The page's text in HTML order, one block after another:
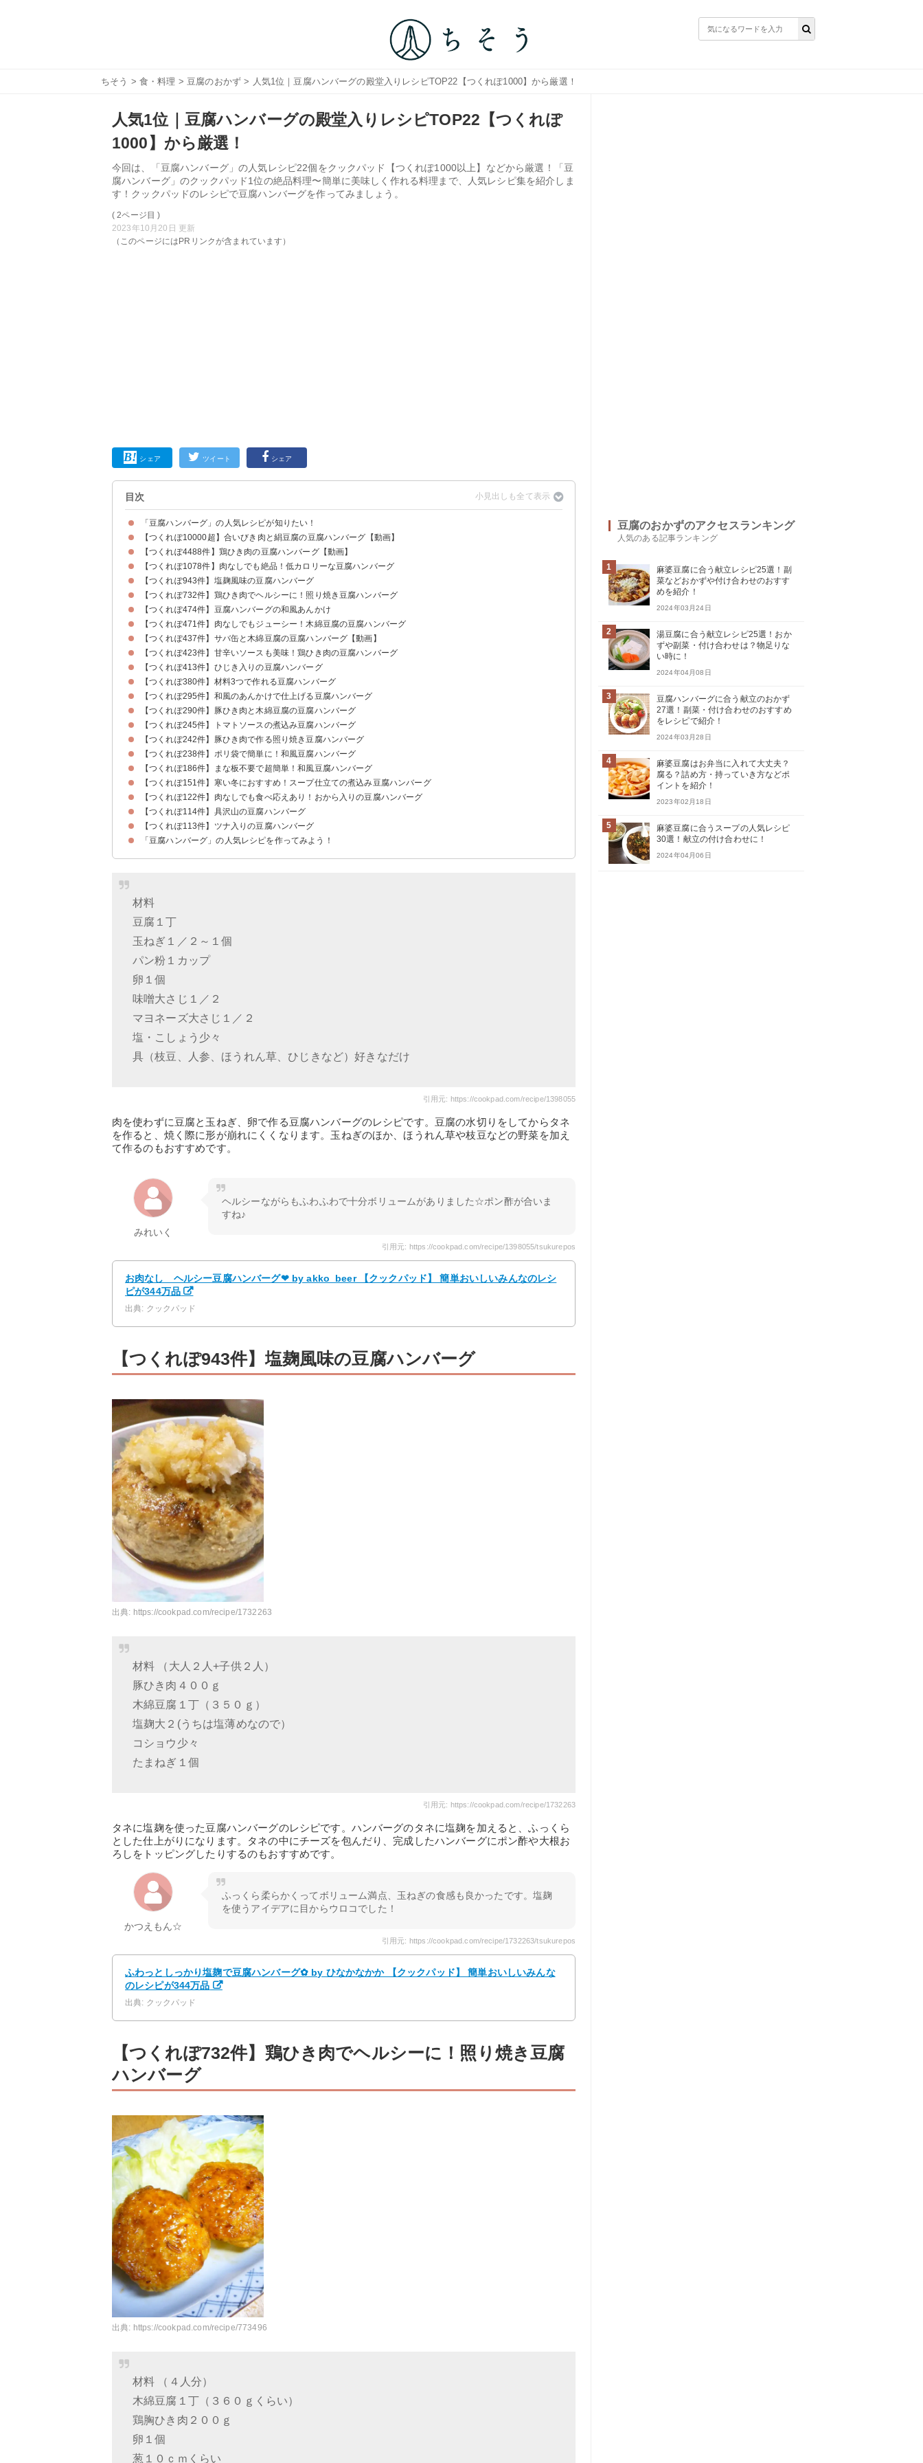
ちそう > 食・料理 >豆腐のおかず > 人気1位｜豆腐ハンバーグの殿堂入りレシピTOP22【つくれぽ1000】から厳選！
人気1位｜豆腐ハンバーグの殿堂入りレシピTOP22【つくれぽ
1000】から厳選！
今回は、「豆腐ハンバーグ」の人気レシピ22個をクックパッド【つくれぽ1000以上】などから厳選！「豆
腐ハンバーグ」のクックパッド1位の絶品料理〜簡単に美味しく作れる料理まで、人気レシピ集を紹介しま
す！クックパッドのレシピで豆腐ハンバーグを作ってみましょう。
( 2ページ目 )
2023年10月20日 更新
（このページにはPRリンクが含まれています）
シェア ツイート シェア
目次
「豆腐ハンバーグ」の人気レシピが知りたい！
【つくれぽ10000超】合いびき肉と絹豆腐の豆腐ハンバーグ【動画】
【つくれぽ4488件】鶏ひき肉の豆腐ハンバーグ【動画】
【つくれぽ1078件】肉なしでも絶品！低カロリーな豆腐ハンバーグ
【つくれぽ943件】塩麹風味の豆腐ハンバーグ
【つくれぽ732件】鶏ひき肉でヘルシーに！照り焼き豆腐ハンバーグ
【つくれぽ474件】豆腐ハンバーグの和風あんかけ
【つくれぽ471件】肉なしでもジューシー！木綿豆腐の豆腐ハンバーグ
【つくれぽ437件】サバ缶と木綿豆腐の豆腐ハンバーグ【動画】
【つくれぽ423件】甘辛いソースも美味！鶏ひき肉の豆腐ハンバーグ
【つくれぽ413件】ひじき入りの豆腐ハンバーグ
【つくれぽ380件】材料3つで作れる豆腐ハンバーグ
【つくれぽ295件】和風のあんかけで仕上げる豆腐ハンバーグ
【つくれぽ290件】豚ひき肉と木綿豆腐の豆腐ハンバーグ
【つくれぽ245件】トマトソースの煮込み豆腐ハンバーグ
【つくれぽ242件】豚ひき肉で作る照り焼き豆腐ハンバーグ
【つくれぽ238件】ポリ袋で簡単に！和風豆腐ハンバーグ
【つくれぽ186件】まな板不要で超簡単！和風豆腐ハンバーグ
【つくれぽ151件】寒い冬におすすめ！スープ仕立ての煮込み豆腐ハンバーグ
【つくれぽ122件】肉なしでも食べ応えあり！おから入りの豆腐ハンバーグ
【つくれぽ114件】具沢山の豆腐ハンバーグ
【つくれぽ113件】ツナ入りの豆腐ハンバーグ
「豆腐ハンバーグ」の人気レシピを作ってみよう！
材料
豆腐１丁
玉ねぎ１／２～１個
パン粉１カップ
卵１個
味噌大さじ１／２
マヨネーズ大さじ１／２
塩・こしょう少々
具（枝豆、人参、ほうれん草、ひじきなど）好きなだけ
引用元: https://cookpad.com/recipe/1398055
肉を使わずに豆腐と玉ねぎ、卵で作る豆腐ハンバーグのレシピです。豆腐の水切りをしてからタネ
を作ると、焼く際に形が崩れにくくなります。玉ねぎのほか、ほうれん草や枝豆などの野菜を加え
て作るのもおすすめです。
みれいく
ヘルシーながらもふわふわで十分ボリュームがありました☆ポン酢が合いま
すね♪
引用元: https://cookpad.com/recipe/1398055/tsukurepos
お肉なし ヘルシー豆腐ハンバーグ❤ by akko_beer 【クックパッド】 簡単おいしいみんなのレシ
ピが344万品
出典: クックパッド
【つくれぽ943件】塩麹風味の豆腐ハンバーグ
出典: https://cookpad.com/recipe/1732263
材料 （大人２人+子供２人）
豚ひき肉４００ｇ
木綿豆腐１丁（３５０ｇ）
塩麹大２(うちは塩薄めなので）
コショウ少々
たまねぎ１個
引用元: https://cookpad.com/recipe/1732263
タネに塩麹を使った豆腐ハンバーグのレシピです。ハンバーグのタネに塩麹を加えると、ふっくら
とした仕上がりになります。タネの中にチーズを包んだり、完成したハンバーグにポン酢や大根お
ろしをトッピングしたりするのもおすすめです。
かつえもん☆
ふっくら柔らかくってボリューム満点、玉ねぎの食感も良かったです。塩麹
を使うアイデアに目からウロコでした！
引用元: https://cookpad.com/recipe/1732263/tsukurepos
ふわっとしっかり塩麹で豆腐ハンバーグ✿ by ひなかなかか 【クックパッド】 簡単おいしいみんな
のレシピが344万品
出典: クックパッド
【つくれぽ732件】鶏ひき肉でヘルシーに！照り焼き豆腐
ハンバーグ
出典: https://cookpad.com/recipe/773496
材料 （４人分）
木綿豆腐１丁（３６０ｇくらい）
鶏胸ひき肉２００ｇ
卵１個
葱１０ｃｍくらい
豆腐のおかずのアクセスランキング
人気のある記事ランキング
1
麻婆豆腐に合う献立レシピ25選！副
菜などおかずや付け合わせのおすす
めを紹介！
2024年03月24日
2
湯豆腐に合う献立レシピ25選！おか
ずや副菜・付け合わせは？物足りな
い時に！
2024年04月08日
3
豆腐ハンバーグに合う献立のおかず
27選！副菜・付け合わせのおすすめ
をレシピで紹介！
2024年03月28日
4
麻婆豆腐はお弁当に入れて大丈夫？
腐る？詰め方・持っていき方などポ
イントを紹介！
2023年02月18日
5
麻婆豆腐に合うスープの人気レシピ
30選！献立の付け合わせに！
2024年04月06日